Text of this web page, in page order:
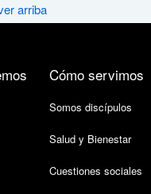
arriba
Cómo servimos
Somos discípulos
Salud y Bienestar
Cuestiones sociales